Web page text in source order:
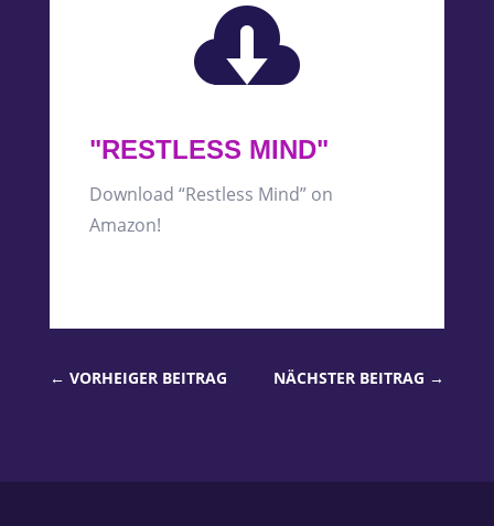

"RESTLESS MIND"
Download “Restless Mind” on
Amazon!
← VORHEIGER BEITRAG NÄCHSTER BEITRAG →